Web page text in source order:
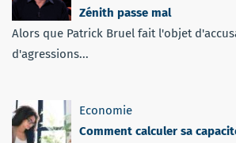
Zénith passe mal
Alors que Patrick Bruel fait l'objet
d'agressions...
Economie
Comment calculer sa